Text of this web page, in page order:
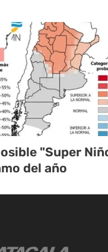
"Super
del año